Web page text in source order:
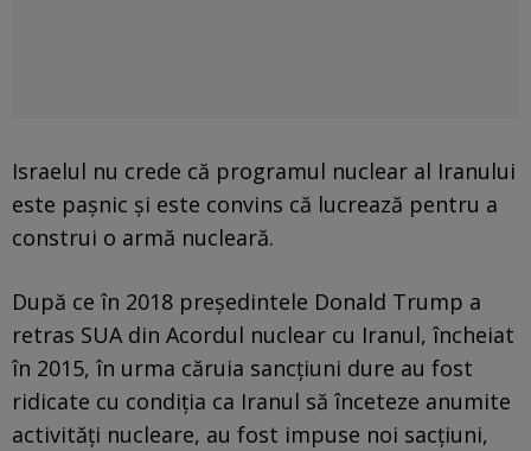
Israelul nu crede că programul nuclear al Iranului
este paşnic şi este convins că lucrează pentru a
construi o armă nucleară.
După ce în 2018 preşedintele Donald Trump a
retras SUA din Acordul nuclear cu Iranul, încheiat
în 2015, în urma căruia sancţiuni dure au fost
ridicate cu condiţia ca Iranul să înceteze anumite
activităţi nucleare, au fost impuse noi sacţiuni,